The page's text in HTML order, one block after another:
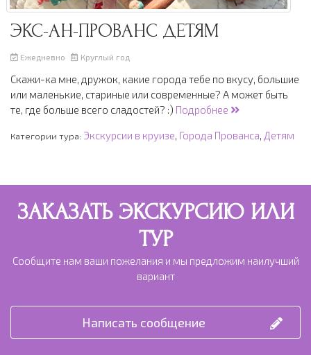
ЭКС-АН-ПРОВАНС ДЕТЯМ
Ежедневно Круглый год
Скажи-ка мне, дружок, какие города тебе по вкусу, большие
или маленькие, стариные или современные? А может быть
те, где больше всего сладостей? :) Подробнее
Категории тура: Экскурсии в круизе, Города Прованса, Детям
ЗАКАЗАТЬ ЭКСКУРСИЮ ИЛИ
ТУР
Сообщите нам ваши пожелания и мы предложим наилучший
вариант
Написать сообщение